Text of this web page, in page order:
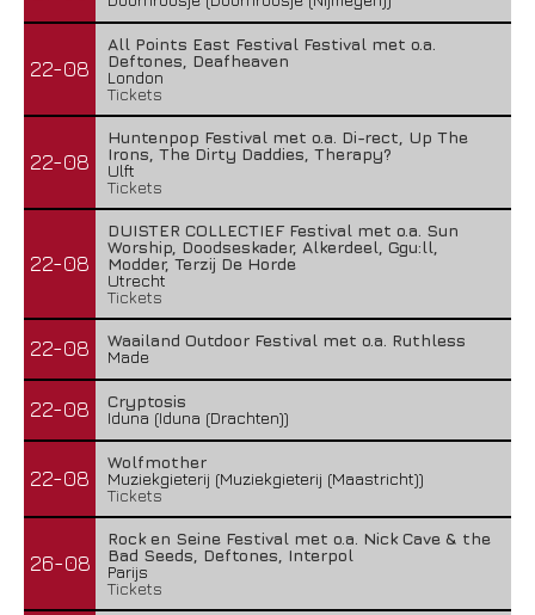
22-08
All Points East Festival Festival met o.a.
Deftones, Deafheaven
London
Tickets
22-08
Huntenpop Festival met o.a. Di-rect, Up The
Irons, The Dirty Daddies, Therapy?
Ulft
Tickets
22-08
DUISTER COLLECTIEF Festival met o.a. Sun
Worship, Doodseskader, Alkerdeel, Ggu:ll,
Modder, Terzij De Horde
Utrecht
Tickets
22-08
Waailand Outdoor Festival met o.a. Ruthless
Made
22-08
Cryptosis
Iduna (Iduna (Drachten))
22-08
Wolfmother
Muziekgieterij (Muziekgieterij (Maastricht))
Tickets
26-08
Rock en Seine Festival met o.a. Nick Cave & the
Bad Seeds, Deftones, Interpol
Parijs
Tickets